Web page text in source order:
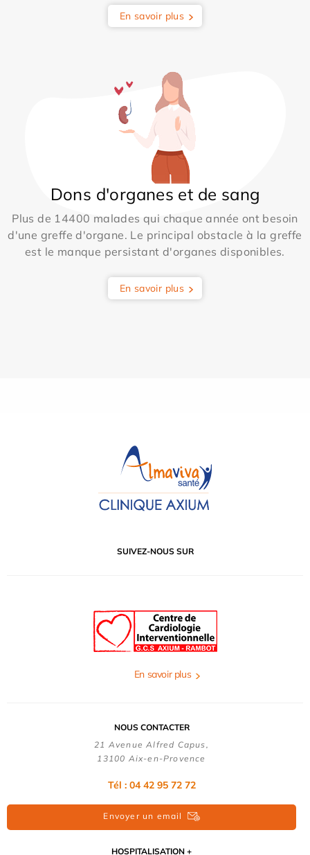
En savoir plus
Dons d'organes et de sang
Plus de 14400 malades qui chaque année ont besoin
d'une greffe d'organe. Le principal obstacle à la greffe
est le manque persistant d'organes disponibles.
En savoir plus
SUIVEZ-NOUS SUR
En savoir plus
NOUS CONTACTER
21 Avenue Alfred Capus,
13100 Aix-en-Provence
Tél : 04 42 95 72 72
Envoyer un email
HOSPITALISATION